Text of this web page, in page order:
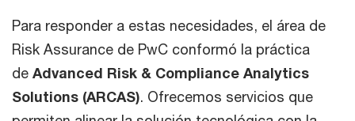
Para responder a estas necesidades, el área de
Risk Assurance de PwC conformó la práctica
de Advanced Risk & Compliance Analytics
Solutions (ARCAS). Ofrecemos servicios que